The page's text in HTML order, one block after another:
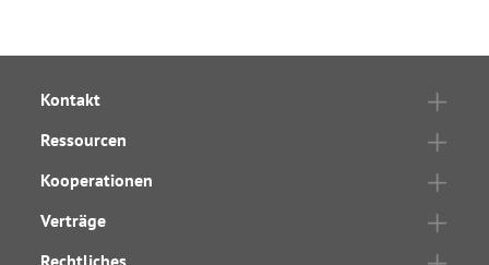
Kontakt
Ressourcen
Kooperationen
Verträge
Rechtliches